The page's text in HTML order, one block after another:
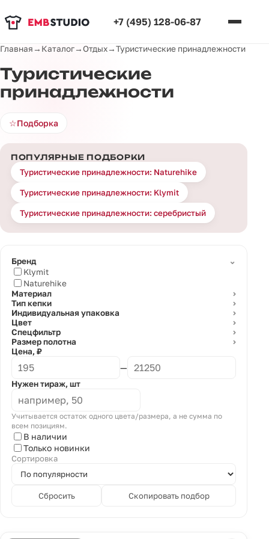
+7 (495) 128-06-87
Главная→ Каталог→Отдых→Туристические принадлежности
Туристические
принадлежности
☆Подборка
ПОПУЛЯРНЫЕ ПОДБОРКИ
Туристические принадлежности: Naturehike
Туристические принадлежности: Klymit
Туристические принадлежности: серебристый
Бренд
⌄
Klymit
Naturehike
Материал
⌄
Тип кепки ⌄
Индивидуальная упаковка ⌄
Цвет ⌄
Спецфильтр ⌄
Размер полотна ⌄
Цена, ₽
—
Нужен тираж, шт
Учитывается остаток одного цвета/размера, а не сумма по
всем позициям.
В наличии
Только новинки
Сортировка
Сбросить Скопировать подбор